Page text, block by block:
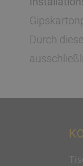
Durch